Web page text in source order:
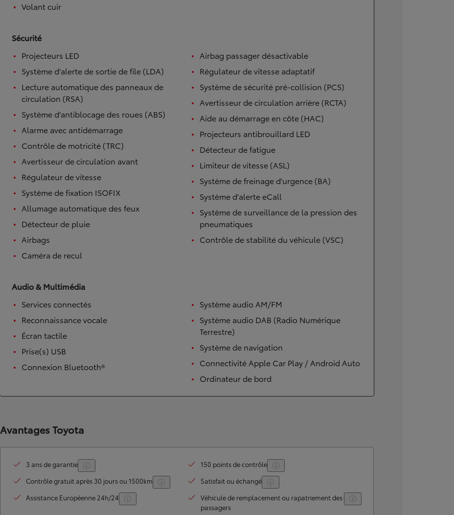
Disponible rapidement
Volant cuir
Sécurité
Projecteurs LED
Système d'alerte de sortie de file (LDA)
Lecture automatique des panneaux de
circulation (RSA)
Système d'antiblocage des roues (ABS)
Alarme avec antidémarrage
Contrôle de motricité (TRC)
Avertisseur de circulation avant
Régulateur de vitesse
Système de fixation ISOFIX
Allumage automatique des feux
Détecteur de pluie
Airbags
Caméra de recul
Airbag passager désactivable
Régulateur de vitesse adaptatif
Système de sécurité pré-collision (PCS)
Avertisseur de circulation arrière (RCTA)
Aide au démarrage en côte (HAC)
Projecteurs antibrouillard LED
Détecteur de fatigue
Limiteur de vitesse (ASL)
Système de freinage d'urgence (BA)
Système d'alerte eCall
Système de surveillance de la pression des
pneumatiques
Contrôle de stabilité du véhicule (VSC)
Audio & Multimédia
Services connectés
Reconnaissance vocale
Écran tactile
Prise(s) USB
Connexion Bluetooth®
Système audio AM/FM
Système audio DAB (Radio Numérique
Terrestre)
Système de navigation
Connectivité Apple Car Play / Android Auto
Ordinateur de bord
Avantages Toyota
3 ans de garantie
150 points de contrôle
Contrôle gratuit après 30 jours ou 1500km
Satisfait ou échangé
Assistance Européenne 24h/24
Véhicule de remplacement ou rapatriement des
passagers